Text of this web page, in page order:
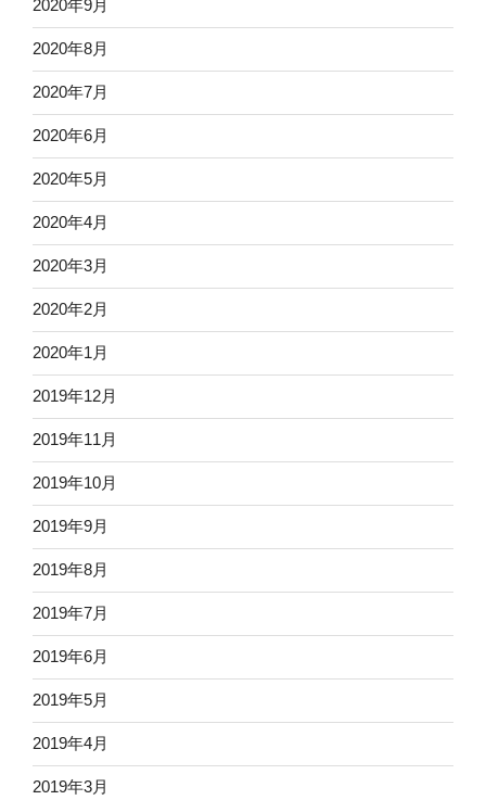
2020年9月
2020年8月
2020年7月
2020年6月
2020年5月
2020年4月
2020年3月
2020年2月
2020年1月
2019年12月
2019年11月
2019年10月
2019年9月
2019年8月
2019年7月
2019年6月
2019年5月
2019年4月
2019年3月